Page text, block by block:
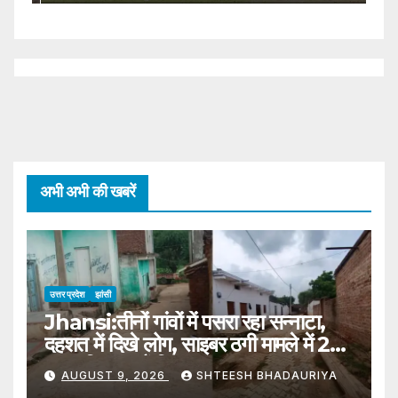
Injured
अभी अभी की खबरें
उत्तर प्रदेश झांसी
Jhansi:तीनों गांवों में पसरा रहा सन्नाटा,
दहशत में दिखे लोग, साइबर ठगी मामले में 23
युवक किए गए हैं गिरफ्तार – Jhansi:
Silence Prevailed Across The
AUGUST 9, 2026 SHTEESH BHADAURIYA